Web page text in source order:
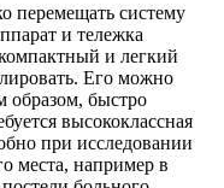
перемещать систему
и тележка
и легкий
Его можно
образом, быстро
высококлассная
при исследовании
места, например в